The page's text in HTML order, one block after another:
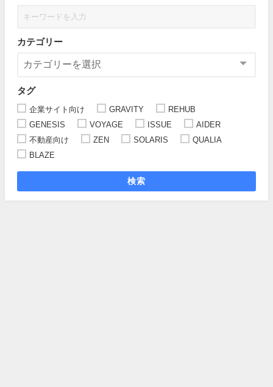
カテゴリー
タグ
企業サイト向け GRAVITY
REHUB
GENESIS
VOYAGE ISSUE
AIDER
不動産向け
ZEN SOLARIS
QUALIA
BLAZE
検索